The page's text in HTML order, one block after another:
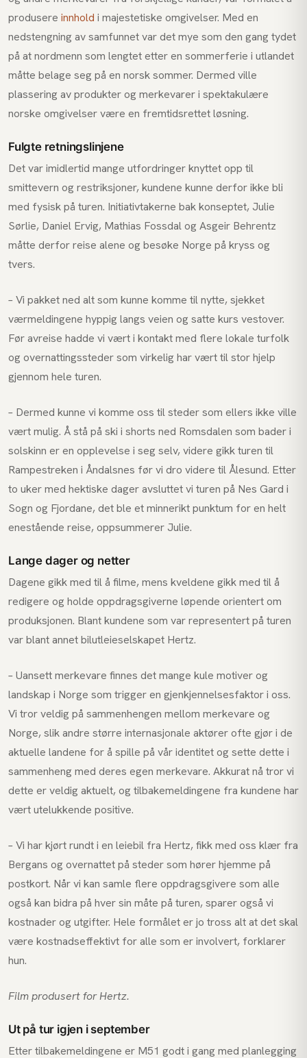
produsere innhold i majestetiske omgivelser. Med en
nedstengning av samfunnet var det mye som den gang tydet
på at nordmenn som lengtet etter en sommerferie i utlandet
måtte belage seg på en norsk sommer. Dermed ville
plassering av produkter og merkevarer i spektakulære
norske omgivelser være en fremtidsrettet løsning.
Fulgte retningslinjene
Det var imidlertid mange utfordringer knyttet opp til
smittevern og restriksjoner, kundene kunne derfor ikke bli
med fysisk på turen. Initiativtakerne bak konseptet, Julie
Sørlie, Daniel Ervig, Mathias Fossdal og Asgeir Behrentz
måtte derfor reise alene og besøke Norge på kryss og
tvers.
– Vi pakket ned alt som kunne komme til nytte, sjekket
værmeldingene hyppig langs veien og satte kurs vestover.
Før avreise hadde vi vært i kontakt med flere lokale turfolk
og overnattingssteder som virkelig har vært til stor hjelp
gjennom hele turen.
– Dermed kunne vi komme oss til steder som ellers ikke ville
vært mulig. Å stå på ski i shorts ned Romsdalen som bader i
solskinn er en opplevelse i seg selv, videre gikk turen til
Rampestreken i Åndalsnes før vi dro videre til Ålesund. Etter
to uker med hektiske dager avsluttet vi turen på Nes Gard i
Sogn og Fjordane, det ble et minnerikt punktum for en helt
enestående reise, oppsummerer Julie.
Lange dager og netter
Dagene gikk med til å filme, mens kveldene gikk med til å
redigere og holde oppdragsgiverne løpende orientert om
produksjonen. Blant kundene som var representert på turen
var blant annet bilutleieselskapet Hertz.
– Uansett merkevare finnes det mange kule motiver og
landskap i Norge som trigger en gjenkjennelsesfaktor i oss.
Vi tror veldig på sammenhengen mellom merkevare og
Norge, slik andre større internasjonale aktører ofte gjør i de
aktuelle landene for å spille på vår identitet og sette dette i
sammenheng med deres egen merkevare. Akkurat nå tror vi
dette er veldig aktuelt, og tilbakemeldingene fra kundene har
vært utelukkende positive.
– Vi har kjørt rundt i en leiebil fra Hertz, fikk med oss klær fra
Bergans og overnattet på steder som hører hjemme på
postkort. Når vi kan samle flere oppdragsgivere som alle
også kan bidra på hver sin måte på turen, sparer også vi
kostnader og utgifter. Hele formålet er jo tross alt at det skal
være kostnadseffektivt for alle som er involvert, forklarer
hun.
Film produsert for Hertz.
Ut på tur igjen i september
Etter tilbakemeldingene er M51 godt i gang med planlegging